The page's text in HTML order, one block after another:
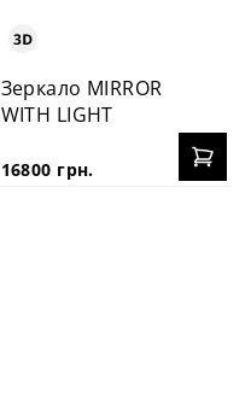
Зеркало MIRROR
WITH LIGHT
16800 грн.